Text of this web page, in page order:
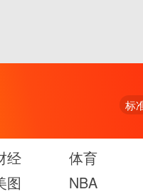
标
经 体育
图
NBA